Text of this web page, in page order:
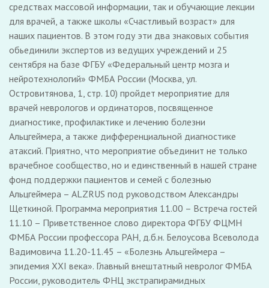
средствах массовой информации, так и обучающие лекции
для врачей, а также школы «Счастливый возраст» для
наших пациентов. В этом году эти два знаковых события
обьединили экспертов из ведущих учреждений и 25
сентября на базе ФГБУ «Федеральный центр мозга и
нейротехнологий» ФМБА России (Москва, ул.
Островитянова, 1, стр. 10) пройдет мероприятие для
врачей неврологов и ординаторов, посвященное
диагностике, профилактике и лечению болезни
Альцгеймера, а также дифференциальной диагностике
атаксий. Приятно, что мероприятие объединит не только
врачебное сообщество, но и единственный в нашей стране
фонд поддержки пациентов и семей с болезнью
Альцгеймера – ALZRUS под руководством Александры
Щеткиной. Программа мероприятия 11.00 – Встреча гостей
11.10 – Приветственное слово директора ФГБУ ФЦМН
ФМБА России профессора РАН, д.б.н. Белоусова Всеволода
Вадимовича 11.20-11.45 – «Болезнь Альцгеймера –
эпидемия XXI века». Главный внештатный невролог ФМБА
России, руководитель ФНЦ экстрапирамидных